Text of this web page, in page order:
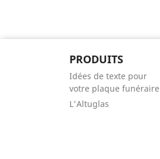
PRODUITS
Idées de texte pour
votre plaque funéraire
L'Altuglas